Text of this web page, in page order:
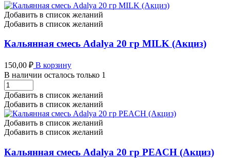
Добавить в список желаний
Добавить в список желаний
Кальянная смесь Adalya 20 гр MILK (Акциз)
150,00 ₽ В корзину
В наличии осталось только 1
Кальянная
смесь
Adalya
20
гр
MILK
(Акциз)
количество
Добавить в список желаний
Добавить в список желаний
Добавить в список желаний
Добавить в список желаний
Кальянная смесь Adalya 20 гр PEACH (Акциз)